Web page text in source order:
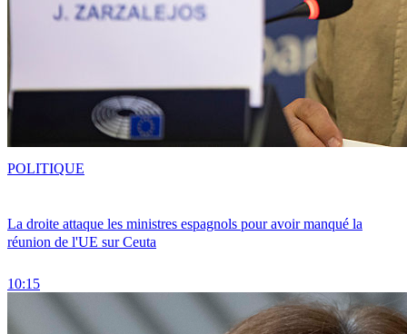
La droite attaque les ministres espagnols pour avoir manqué la
réunion de l'UE sur Ceuta
10:15
POLITIQUE